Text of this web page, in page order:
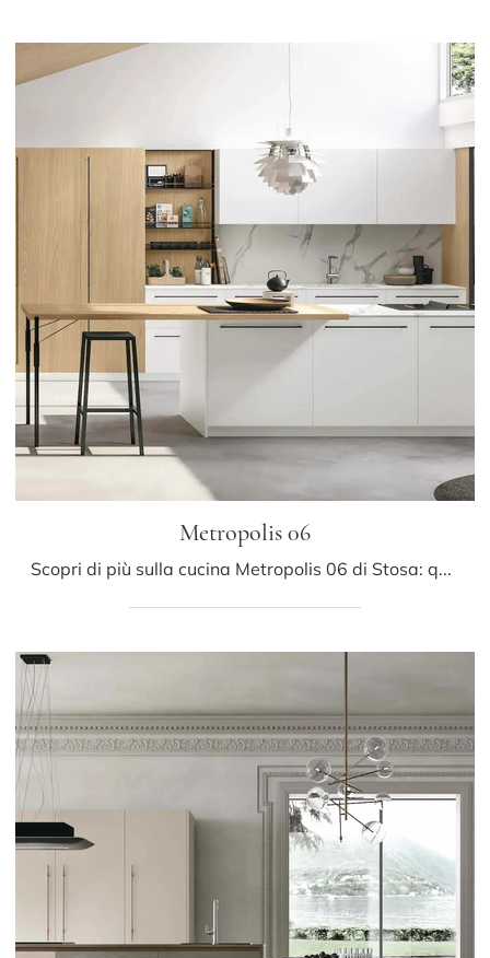
Metropolis 06
Scopri di più sulla cucina Metropolis 06 di Stosa: questa soluzione in Pet sarà la scelta ideale per te!